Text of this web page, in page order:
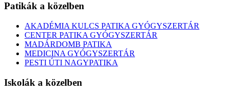
Patikák a közelben
AKADÉMIA KULCS PATIKA GYÓGYSZERTÁR
CENTER PATIKA GYÓGYSZERTÁR
MADÁRDOMB PATIKA
MEDICINA GYÓGYSZERTÁR
PESTI ÚTI NAGYPATIKA
Iskolák a közelben